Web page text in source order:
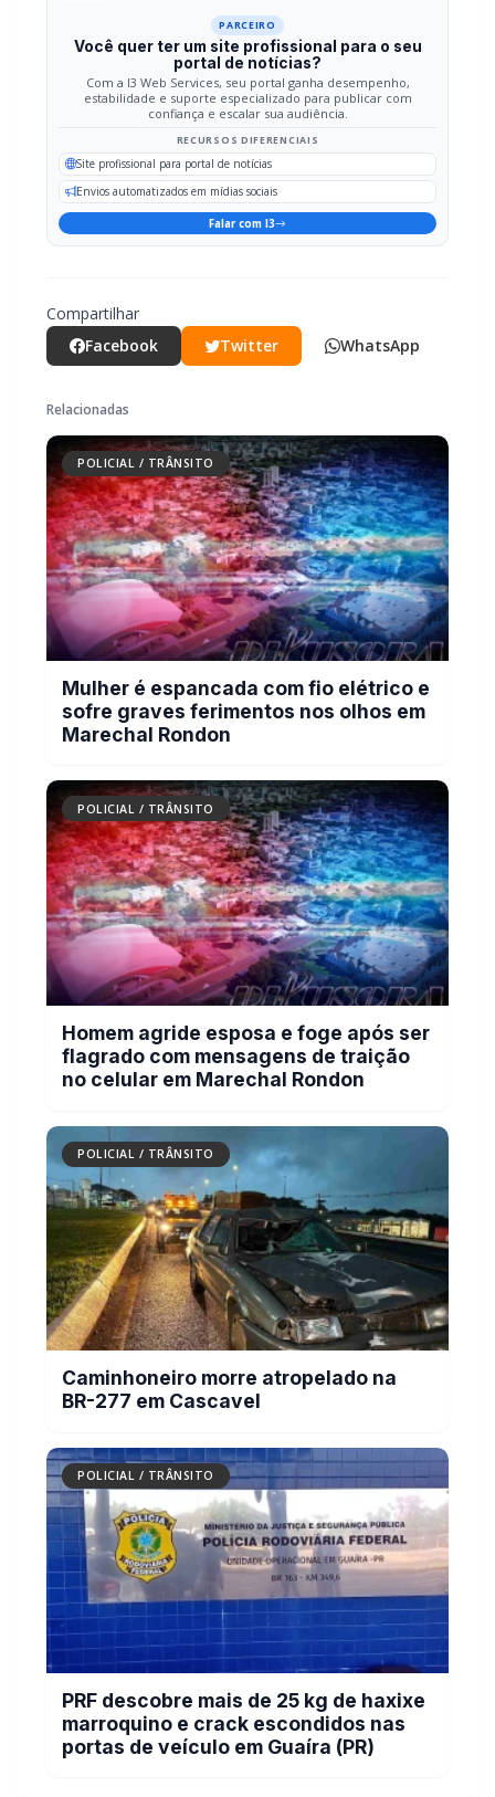
PARCEIRO
Você quer ter um site profissional para o seu
portal de notícias?
Com a I3 Web Services, seu portal ganha desempenho,
estabilidade e suporte especializado para publicar com
confiança e escalar sua audiência.
RECURSOS DIFERENCIAIS
Site profissional para portal de notícias
Envios automatizados em mídias sociais
Falar com I3
Compartilhar
Facebook
Twitter WhatsApp
Relacionadas
POLICIAL / TRÂNSITO
Mulher é espancada com fio elétrico e
sofre graves ferimentos nos olhos em
Marechal Rondon
POLICIAL / TRÂNSITO
Homem agride esposa e foge após ser
flagrado com mensagens de traição
no celular em Marechal Rondon
POLICIAL / TRÂNSITO
Caminhoneiro morre atropelado na
BR-277 em Cascavel
POLICIAL / TRÂNSITO
PRF descobre mais de 25 kg de haxixe
marroquino e crack escondidos nas
portas de veículo em Guaíra (PR)